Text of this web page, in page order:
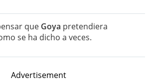
que Goya pretendiera
se ha dicho a veces.
Advertisement